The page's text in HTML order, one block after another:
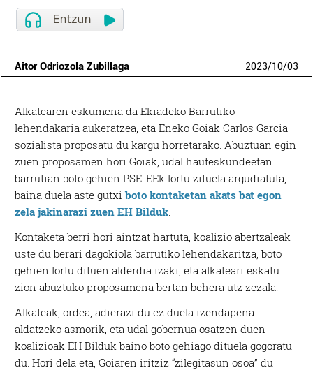
Aitor Odriozola Zubillaga 2023/10/03
Alkatearen eskumena da Ekiadeko Barrutiko
lehendakaria aukeratzea, eta Eneko Goiak Carlos Garcia
sozialista proposatu du kargu horretarako. Abuztuan egin
zuen proposamen hori Goiak, udal hauteskundeetan
barrutian boto gehien PSE-EEk lortu zituela argudiatuta,
baina duela aste gutxiboto kontaketan akats bat egon
zela jakinarazi zuen EH Bilduk
Kontaketa berri hori aintzat hartuta, koalizio abertzaleak
uste du berari dagokiola barrutiko lehendakaritza, boto
gehien lortu dituen alderdia izaki, eta alkateari eskatu
zion abuztuko proposamena bertan behera utz zezala.
Alkateak, ordea, adierazi du ez duela izendapena
aldatzeko asmorik, eta udal gobernua osatzen duen
koalizioak EH Bilduk baino boto gehiago dituela gogoratu
du. Hori dela eta, Goiaren iritziz “zilegitasun osoa” du